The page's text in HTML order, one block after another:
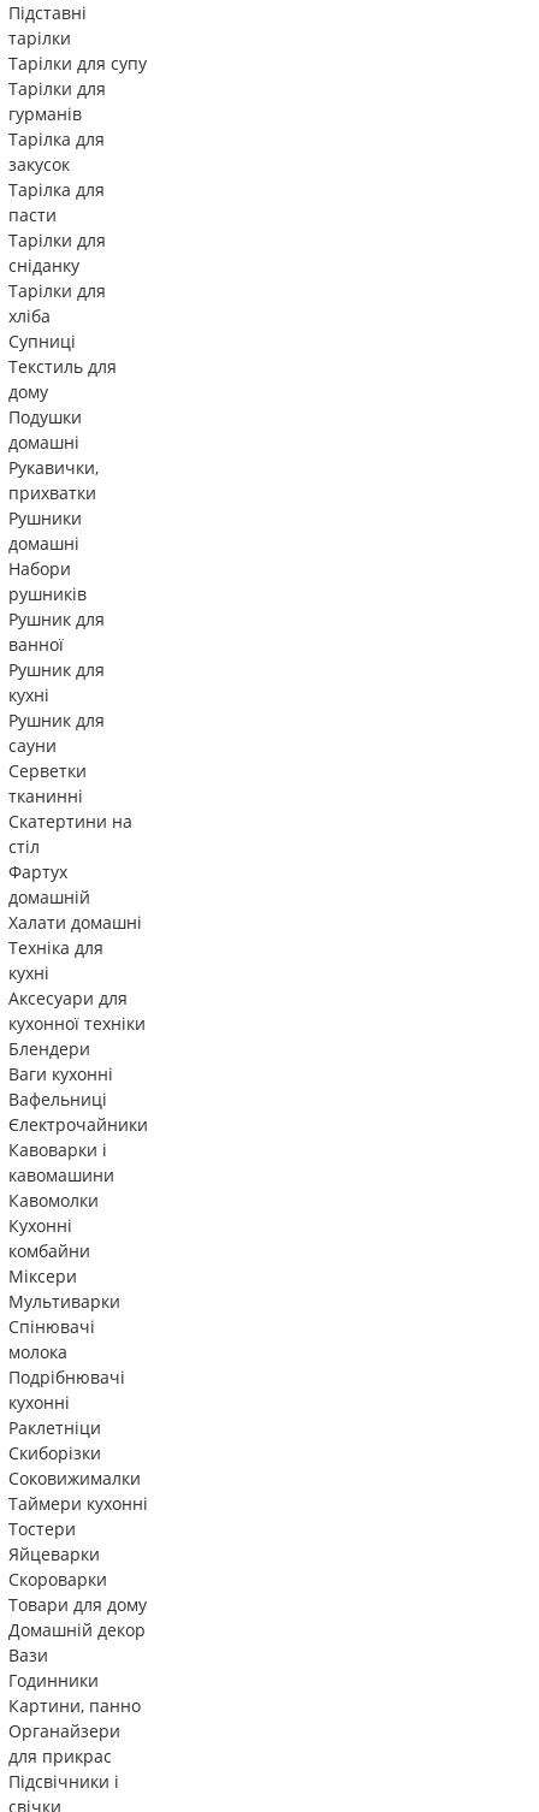
Підставні
тарілки
Тарілки для супу
Тарілки для
гурманів
Тарілка для
закусок
Тарілка для
пасти
Тарілки для
сніданку
Тарілки для
хліба
Супниці
Текстиль для
дому
Подушки
домашні
Рукавички,
прихватки
Рушники
домашні
Набори
рушників
Рушник для
ванної
Рушник для
кухні
Рушник для
сауни
Серветки
тканинні
Скатертини на
стіл
Фартух
домашній
Халати домашні
Техніка для
кухні
Аксесуари для
кухонної техніки
Блендери
Ваги кухонні
Вафельниці
Єлектрочайники
Кавоварки і
кавомашини
Кавомолки
Кухонні
комбайни
Міксери
Мультиварки
Спінювачі
молока
Подрібнювачі
кухонні
Раклетніци
Скиборізки
Соковижималки
Таймери кухонні
Тостери
Яйцеварки
Скороварки
Товари для дому
Домашній декор
Вази
Годинники
Картини, панно
Органайзери
для прикрас
Підсвічники і
свічки